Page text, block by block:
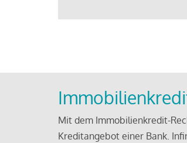
Mit dem Immobilienkredit-
Kreditangebot einer Bank.